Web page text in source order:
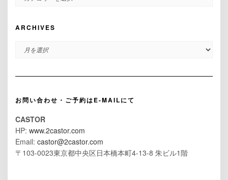
ARCHIVES
ARCHIVES
お問い合わせ・ご予約はE-MAILにて
CASTOR
HP: www.2castor.com
Email: castor@2castor.com
〒103-0023東京都中央区日本橋本町4-13-8 朱ビル1階